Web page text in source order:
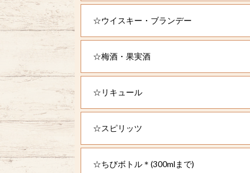
☆ウイスキー・ブランデー
☆梅酒・果実酒
☆リキュール
☆スピリッツ
☆ちびボトル＊(300mlまで)